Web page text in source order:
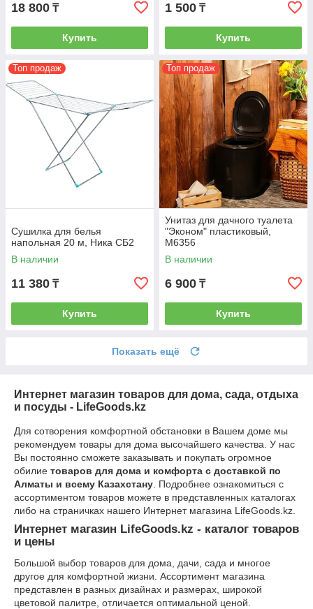
18 800 ₸
Купить
1 500 ₸
Купить
Топ продаж
Сушилка для белья
напольная 20 м, Ника СБ2
В наличии
11 380 ₸
Купить
Топ продаж
Унитаз для дачного туалета
"Эконом" пластиковый,
М6356
В наличии
6 900 ₸
Купить
Показать ещё
Интернет магазин товаров для дома, сада, отдыха
и посуды - LifeGoods.kz
Для сотворения комфортной обстановки в Вашем доме мы
рекомендуем товары для дома высочайшего качества. У нас
Вы постоянно сможете заказывать и покупать огромное
обилие товаров для дома и комфорта с доставкой по
Алматы и всему Казахстану . Подробнее ознакомиться с
ассортиментом товаров можете в представленных каталогах
либо на страничках нашего Интернет магазина LifeGoods.kz.
Интернет магазин LifeGoods.kz - каталог товаров
и цены
Большой выбор товаров для дома, дачи, сада и многое
другое для комфортной жизни. Ассортимент магазина
представлен в разных дизайнах и размерах, широкой
цветовой палитре, отличается оптимальной ценой.